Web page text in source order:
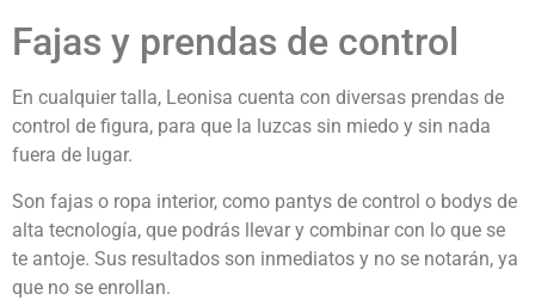
Fajas y prendas de control
En cualquier talla, Leonisa cuenta con diversas prendas de
control de figura, para que la luzcas sin miedo y sin nada
fuera de lugar.
Son fajas o ropa interior, como pantys de control o bodys de
alta tecnología, que podrás llevar y combinar con lo que se
te antoje. Sus resultados son inmediatos y no se notarán, ya
que no se enrollan.